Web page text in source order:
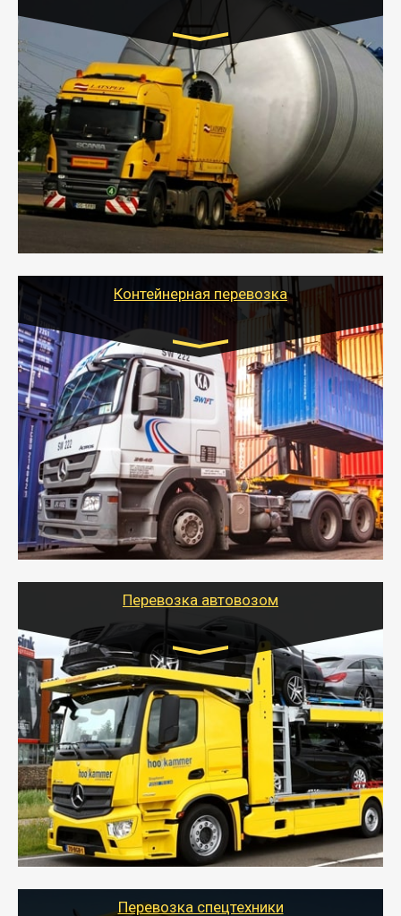
Цена за км. Рассчитывается
индивидуально
- Перевозка техники и негабаритных грузов
осуществляется после получения разрешения на
перевозку (обычно 7-14 дней).
- Тайгер Логистик в короткие сроки поможет вам
качественно и безопасно перевезти негабаритные
грузы по всей России тралом, манипулятором и
другим транспортом и подобрать оптимальный
Контейнерная перевозка
Цена за км. Рассчитывается
индивидуально
- Контейнерные грузоперевозки на специальном
оборудованном транспорте быстро, качественно и
безопасно.
- Наша транспортная компания поможет
организовать доставку в порт и из порта
стандартных контейнеров на контейнеровозе,
шаландах и площадках (открытых кузовах),
используя надежные крепления.
Перевозка автовозом
Цена за км. Рассчитывается
индивидуально
- Перевозка автовозом от Тайгер Логистик – это
быстрый и безопасный способ доставить несколько
легковых автомобилей за одну поездку в другой
город.
- Наша транспортная компания организует доставку
машин автовозом, подобрав оптимальный маршрут с
учетом всех особенности по пути следования.
Перевозка спецтехники